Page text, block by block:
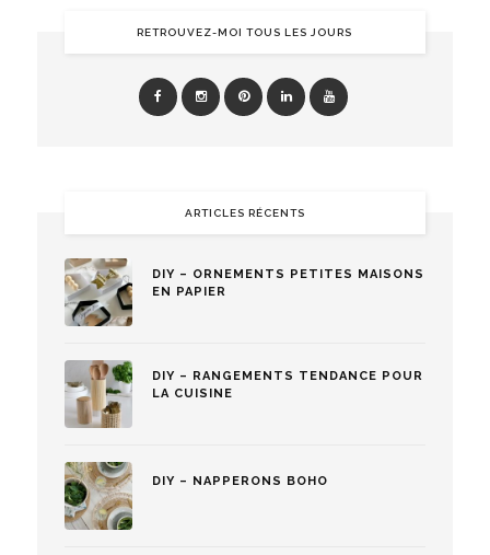
RETROUVEZ-MOI TOUS LES JOURS
ARTICLES RÉCENTS
DIY – ORNEMENTS PETITES MAISONS
EN PAPIER
DIY – RANGEMENTS TENDANCE POUR
LA CUISINE
DIY – NAPPERONS BOHO